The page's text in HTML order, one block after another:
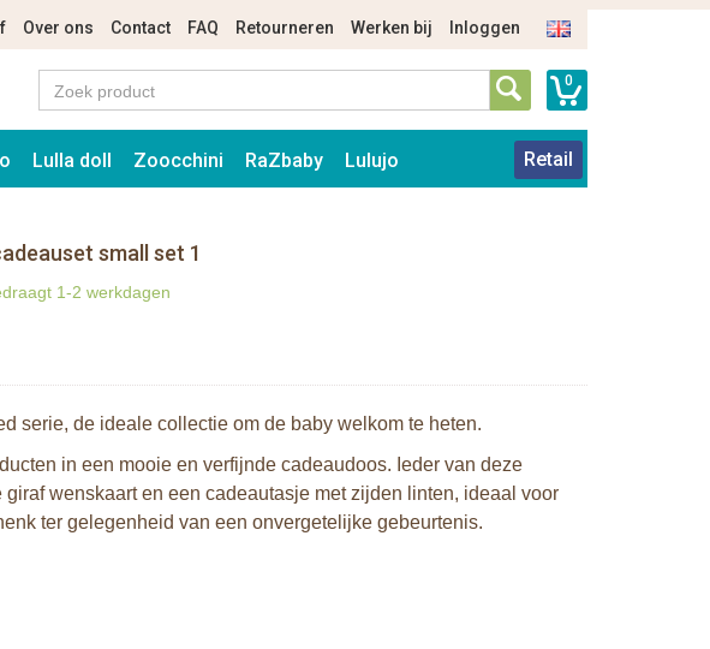
Over ons Contact FAQ Retourneren Werken bij Inloggen
0
Lulla doll Zoocchini RaZbaby Lulujo Retail
small set 1
1-2 werkdagen
serie, de ideale collectie om de baby welkom te heten.
in een mooie en verfijnde cadeaudoos. Ieder van deze
wenskaart en een cadeautasje met zijden linten, ideaal voor
ter gelegenheid van een onvergetelijke gebeurtenis.